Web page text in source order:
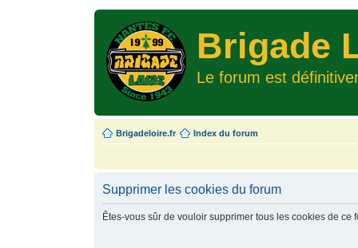
Brigade
Le forum est
Brigadeloire.fr Index du forum
Supprimer les cookies du forum
Êtes-vous sûr de vouloir supprimer tous les cookies de ce